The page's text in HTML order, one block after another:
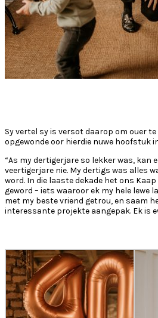
Sy vertel sy is versot daarop om ouer
opgewonde oor hierdie nuwe hoofstuk
“As my dertigerjare so lekker was, kan
veertigerjare nie. My dertigs was alles
word. In die laaste dekade het ons
geword – iets waaroor ek my hele lewe
met my beste vriend getrou, en saam
interessante projekte aangepak. Ek is